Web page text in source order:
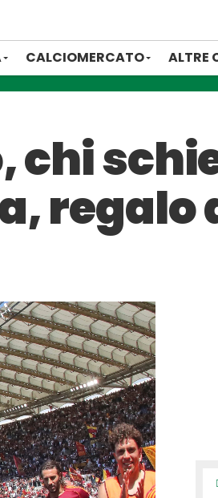
CALCIOMERCATO ALTRE
chi
regalo